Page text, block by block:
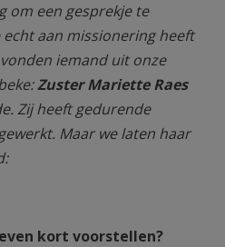
om een gesprekje te
aan missionering heeft
iemand uit onze
Zuster Mariette Raes
Zij heeft gedurende
Maar we laten haar
kort voorstellen?